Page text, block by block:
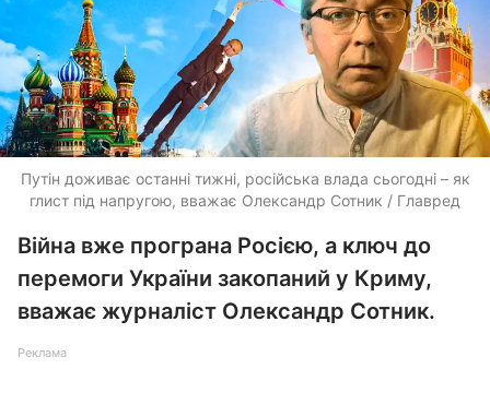
Путін доживає останні тижні, російська влада сьогодні – як
глист під напругою, вважає Олександр Сотник / Главред
Війна вже програна Росією, а ключ до
перемоги України закопаний у Криму,
вважає журналіст Олександр Сотник.
Реклама